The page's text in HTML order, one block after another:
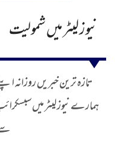
نیوز لیٹر میں شمولیت
تازہ ترین خبریں
ہمارے نیوز لیٹر میں